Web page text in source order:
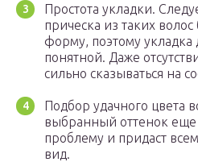
Простота укладки.
прическа из таких
форму, поэтому укладка
понятной. Даже
сильно сказываться на
Подбор удачного цвета
выбранный оттенок еще
проблему и придаст
вид.